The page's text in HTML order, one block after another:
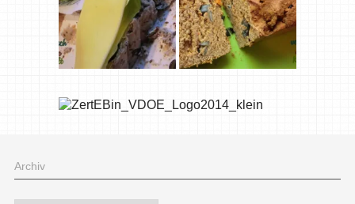
Archiv